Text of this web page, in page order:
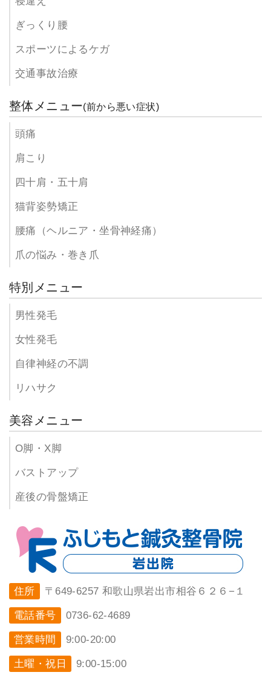
ぎっくり腰
スポーツによるケガ
交通事故治療
整体メニュー(前から悪い症状)
頭痛
肩こり
四十肩・五十肩
猫背姿勢矯正
腰痛（ヘルニア・坐骨神経痛）
爪の悩み・巻き爪
特別メニュー
男性発毛
女性発毛
自律神経の不調
リハサク
美容メニュー
O脚・X脚
バストアップ
産後の骨盤矯正
住所 〒649-6257 和歌山県岩出市相谷６２６−１
電話番号 0736-62-4689
営業時間 9:00-20:00
土曜・祝日 9:00-15:00